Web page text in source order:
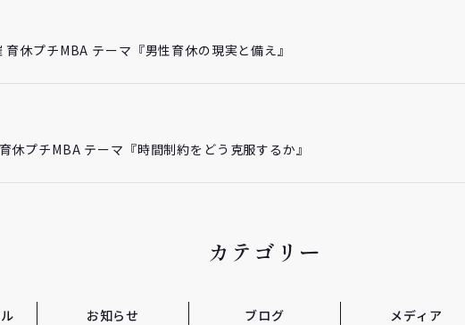
休プチMBA テーマ『男性育休の現実と備え』
休プチMBA テーマ『時間制約をどう克服するか』
カテゴリー
お知らせ ブログ メディア